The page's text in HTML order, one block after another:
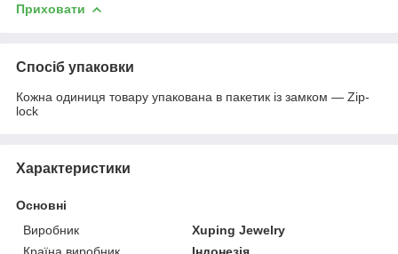
Приховати
Спосіб упаковки
Кожна одиниця товару упакована в пакетик із замком — Zip-
lock
Характеристики
Основні
Виробник
Xuping Jewelry
Країна виробник
Індонезія